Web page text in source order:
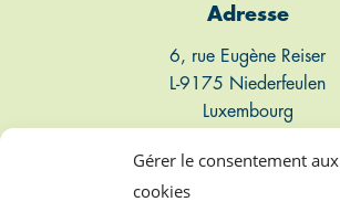
Gérer le consentement aux
cookies
Adresse
6, rue Eugène Reiser
L-9175 Niederfeulen
Luxembourg